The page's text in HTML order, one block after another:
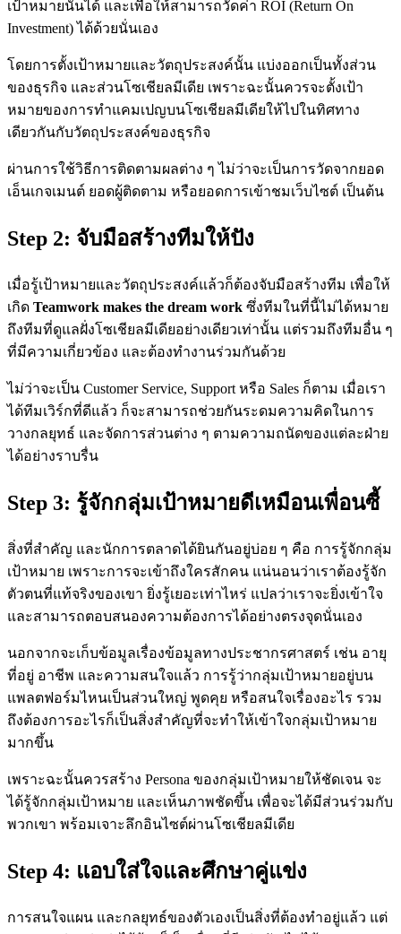
เป้าหมายนั้นได้ และเพื่อให้สามารถวัดค่า ROI (Return On
Investment) ได้ด้วยนั่นเอง
โดยการตั้งเป้าหมายและวัตถุประสงค์นั้น แบ่งออกเป็นทั้งส่วน
ของธุรกิจ และส่วนโซเชียลมีเดีย เพราะฉะนั้นควรจะตั้งเป้า
หมายของการทำแคมเปญบนโซเชียลมีเดียให้ไปในทิศทาง
เดียวกันกับวัตถุประสงค์ของธุรกิจ
ผ่านการใช้วิธีการติดตามผลต่าง ๆ ไม่ว่าจะเป็นการวัดจากยอด
เอ็นเกจเมนต์ ยอดผู้ติดตาม หรือยอดการเข้าชมเว็บไซต์ เป็นต้น
Step 2: จับมือสร้างทีมให้ปัง
เมื่อรู้เป้าหมายและวัตถุประสงค์แล้วก็ต้องจับมือสร้างทีม เพื่อให้
เกิด Teamwork makes the dream work ซึ่งทีมในที่นี้ไม่ได้หมาย
ถึงทีมที่ดูแลฝั่งโซเชียลมีเดียอย่างเดียวเท่านั้น แต่รวมถึงทีมอื่น ๆ
ที่มีความเกี่ยวข้อง และต้องทำงานร่วมกันด้วย
ไม่ว่าจะเป็น Customer Service, Support หรือ Sales ก็ตาม เมื่อเรา
ได้ทีมเวิร์กที่ดีแล้ว ก็จะสามารถช่วยกันระดมความคิดในการ
วางกลยุทธ์ และจัดการส่วนต่าง ๆ ตามความถนัดของแต่ละฝ่าย
ได้อย่างราบรื่น
Step 3: รู้จักกลุ่มเป้าหมายดีเหมือนเพื่อนซี้
สิ่งที่สำคัญ และนักการตลาดได้ยินกันอยู่บ่อย ๆ คือ การรู้จักกลุ่ม
เป้าหมาย เพราะการจะเข้าถึงใครสักคน แน่นอนว่าเราต้องรู้จัก
ตัวตนที่แท้จริงของเขา ยิ่งรู้เยอะเท่าไหร่ แปลว่าเราจะยิ่งเข้าใจ
และสามารถตอบสนองความต้องการได้อย่างตรงจุดนั่นเอง
นอกจากจะเก็บข้อมูลเรื่องข้อมูลทางประชากรศาสตร์ เช่น อายุ
ที่อยู่ อาชีพ และความสนใจแล้ว การรู้ว่ากลุ่มเป้าหมายอยู่บน
แพลตฟอร์มไหนเป็นส่วนใหญ่ พูดคุย หรือสนใจเรื่องอะไร รวม
ถึงต้องการอะไรก็เป็นสิ่งสำคัญที่จะทำให้เข้าใจกลุ่มเป้าหมาย
มากขึ้น
เพราะฉะนั้นควรสร้าง Persona ของกลุ่มเป้าหมายให้ชัดเจน จะ
ได้รู้จักกลุ่มเป้าหมาย และเห็นภาพชัดขึ้น เพื่อจะได้มีส่วนร่วมกับ
พวกเขา พร้อมเจาะลึกอินไซต์ผ่านโซเชียลมีเดีย
Step 4: แอบใส่ใจและศึกษาคู่แข่ง
การสนใจแผน และกลยุทธ์ของตัวเองเป็นสิ่งที่ต้องทำอยู่แล้ว แต่